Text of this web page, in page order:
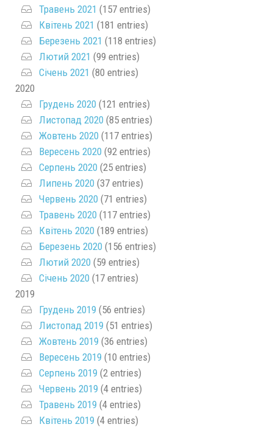
Травень 2021 (157 entries)
Квітень 2021 (181 entries)
Березень 2021 (118 entries)
Лютий 2021 (99 entries)
Січень 2021 (80 entries)
2020
Грудень 2020 (121 entries)
Листопад 2020 (85 entries)
Жовтень 2020 (117 entries)
Вересень 2020 (92 entries)
Серпень 2020 (25 entries)
Липень 2020 (37 entries)
Червень 2020 (71 entries)
Травень 2020 (117 entries)
Квітень 2020 (189 entries)
Березень 2020 (156 entries)
Лютий 2020 (59 entries)
Січень 2020 (17 entries)
2019
Грудень 2019 (56 entries)
Листопад 2019 (51 entries)
Жовтень 2019 (36 entries)
Вересень 2019 (10 entries)
Серпень 2019 (2 entries)
Червень 2019 (4 entries)
Травень 2019 (4 entries)
Квітень 2019 (4 entries)